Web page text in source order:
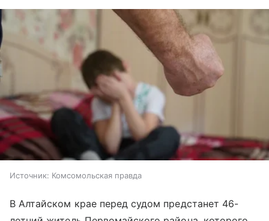
Источник: Комсомольская правда
В Алтайском крае перед судом предстанет 46-